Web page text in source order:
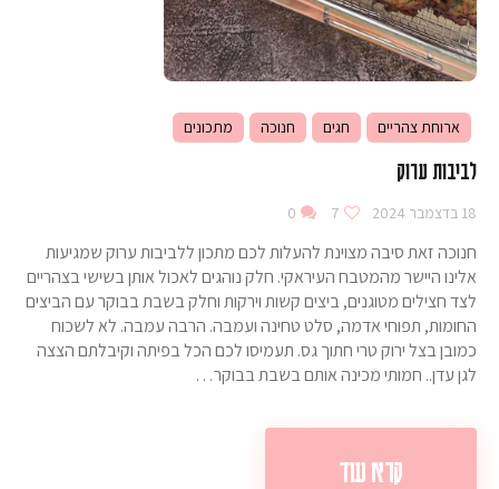
ארוחת צהריים חגים חנוכה מתכונים
לביבות ערוק
18 בדצמבר 2024 7
0
חנוכה זאת סיבה מצוינת להעלות לכם מתכון ללביבות ערוק שמגיעות
אלינו היישר מהמטבח העיראקי. חלק נוהגים לאכול אותן בשישי בצהריים
לצד חצילים מטוגנים, ביצים קשות וירקות וחלק בשבת בבוקר עם הביצים
החומות, תפוחי אדמה, סלט טחינה ועמבה. הרבה עמבה. לא לשכוח
כמובן בצל ירוק טרי חתוך גס. תעמיסו לכם הכל בפיתה וקיבלתם הצצה
לגן עדן.. חמותי מכינה אותם בשבת בבוקר…
קרא עוד